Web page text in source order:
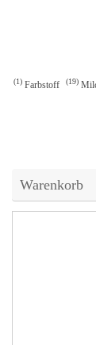
1 Farbstoff 19
Warenkorb